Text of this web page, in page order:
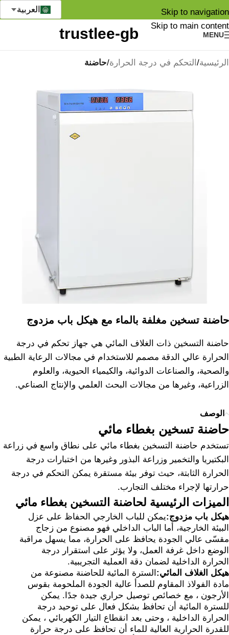
Skip to navigation
Skip to main content
MENU
العربية
الرئيسية التحكم في درجة الحرارة حاضنة
حاضنة تسخين مغلفة بالماء مع هيكل باب مزدوج
حاضنة التسخين ذات الغلاف المائي هي جهاز تحكم في درجة
الحرارة عالي الدقة مصمم للاستخدام في مجالات الرعاية الطبية
والصحية، والصناعات الدوائية، والكيمياء الحيوية، والعلوم
الزراعية، وغيرها من مجالات البحث العلمي والإنتاج الصناعي.
الوصف
حاضنة تسخين بغطاء مائي
تستخدم حاضنة التسخين بغطاء مائي على نطاق واسع في زراعة
البكتيريا والتخمير وزراعة البذور وغيرها من اختبارات درجة
الحرارة الثابتة، حيث توفر بيئة مستقرة يمكن التحكم في درجة
حرارتها لإجراء مختلف التجارب.
الميزات الرئيسية لحاضنة التسخين بغطاء مائي
هيكل باب مزدوج:يمكن للباب الخارجي الحفاظ على عزل
البيئة الخارجية، أما الباب الداخلي فهو مصنوع من زجاج
مقسّى عالي الجودة يحافظ على الحرارة، مما يسهل مراقبة
الوضع داخل غرفة العمل، ولا يؤثر على استقرار درجة
الحرارة الداخلية لضمان دقة العملية التجريبية.
هيكل الغلاف المائي: السترة المائية للحاضنة مصنوعة من
مادة الفولاذ المقاوم للصدأ عالية الجودة الملحومة بقوس
الأرجون ، مع خصائص توصيل حراري جيدة جدًا. يمكن
للسترة المائية أن تحافظ بشكل فعال على توحيد درجة
الحرارة الداخلية ، وحتى بعد انقطاع التيار الكهربائي ، يمكن
للقدرة الحرارية العالية للماء أن تحافظ على درجة حرارة